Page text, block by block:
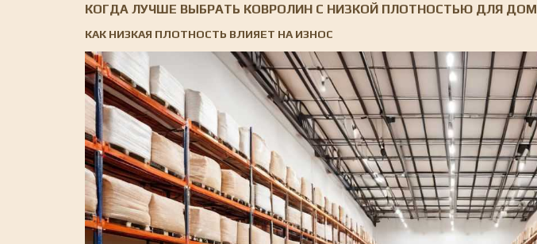
КОГДА ЛУЧШЕ ВЫБРАТЬ КОВРОЛИН С НИЗКОЙ ПЛОТНОСТЬЮ ДЛЯ
КАК НИЗКАЯ ПЛОТНОСТЬ ВЛИЯЕТ НА ИЗНОС